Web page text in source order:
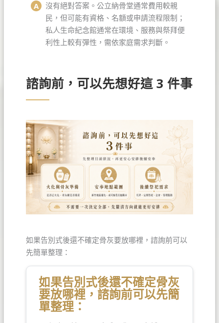
沒有絕對答案。公立納骨堂通常費用較親
民，但可能有資格、名額或申請流程限制；
私人生命紀念館通常在環境、服務與祭拜便
利性上較有彈性，需依家庭需求判斷。
諮詢前，可以先想好這 3 件事
如果告別式後還不確定骨灰要放哪裡，諮詢前可以
先簡單整理：
如果告別式後還不確定骨灰
要放哪裡，諮詢前可以先簡
單整理：